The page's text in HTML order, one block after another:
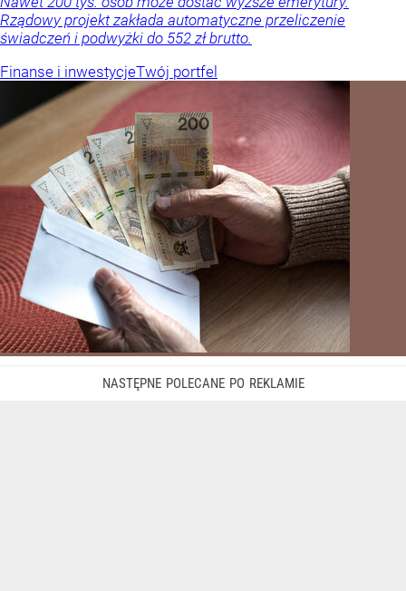
Rządowy projekt zakłada automatyczne przeliczenie
świadczeń i podwyżki do 552 zł brutto.
Finanse i inwestycjeTwój portfel